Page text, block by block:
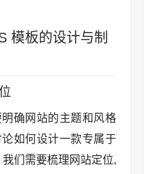
模板的设计与制
确网站的主题和风格
如何设计一款专属于
们需要梳理网站定位,